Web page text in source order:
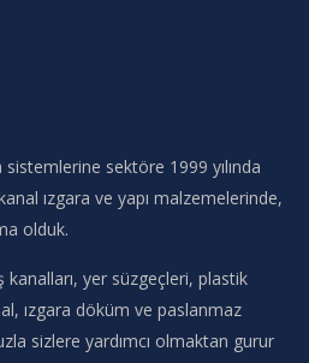
sistemlerine sektöre 1999 yılında
ızgara ve yapı malzemelerinde,
olduk.
kanalları, yer süzgeçleri, plastik
ızgara döküm ve paslanmaz
sizlere yardımcı olmaktan gurur